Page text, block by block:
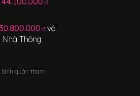
đ
đ và
Thông
bình quân tham